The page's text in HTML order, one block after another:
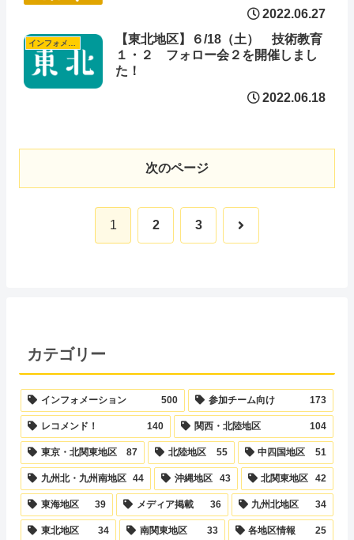
2022.06.27
【東北地区】６/18（土） 技術教育
１・２ フォロー会２を開催しまし
た！
2022.06.18
次のページ
1 2 3 次
カテゴリー
インフォメーション 500 参加チーム向け 173
レコメンド！ 140 関西・北陸地区 104
東京・北関東地区 87 北陸地区 55 中四国地区 51
九州北・九州南地区 44 沖縄地区 43 北関東地区 42
東海地区 39 メディア掲載 36 九州北地区 34
東北地区 34 南関東地区 33 各地区情報 25